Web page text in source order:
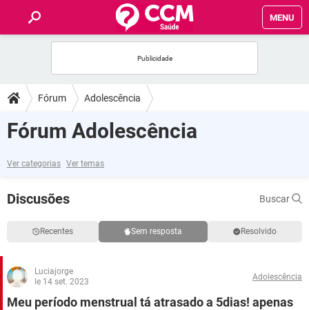
MENU
FÓRUM
SAÚDE
FAMÍLIA
NUTRIÇÃO
BEM-ESTAR
SEXUALIDADE
GLOSSÁRIO
Fórum Adolescência
Fórum Adolescência
Ver categorias Ver temas
Discusões Buscar
Recentes Sem resposta Resolvido
Luciajorge
le 14 set. 2023
Adolescência
Meu período menstrual tá atrasado a 5dias! apenas